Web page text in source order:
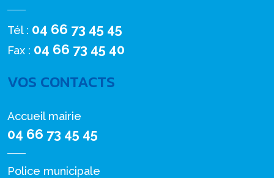
Tél : 04 66 73 45 45
Fax : 04 66 73 45 40
VOS CONTACTS
Accueil mairie
04 66 73 45 45
Police municipale